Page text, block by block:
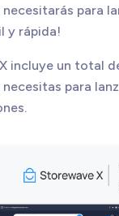
para
y rápida!
incluye un total
para